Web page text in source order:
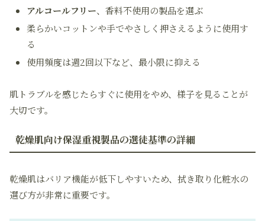
アルコールフリー、香料不使用の製品を選ぶ
柔らかいコットンや手でやさしく押さえるように使用す
る
使用頻度は週2回以下など、最小限に抑える
肌トラブルを感じたらすぐに使用をやめ、様子を見ることが
大切です。
乾燥肌向け保湿重視製品の選徒基準の詳細
乾燥肌はバリア機能が低下しやすいため、拭き取り化粧水の
選び方が非常に重要です。